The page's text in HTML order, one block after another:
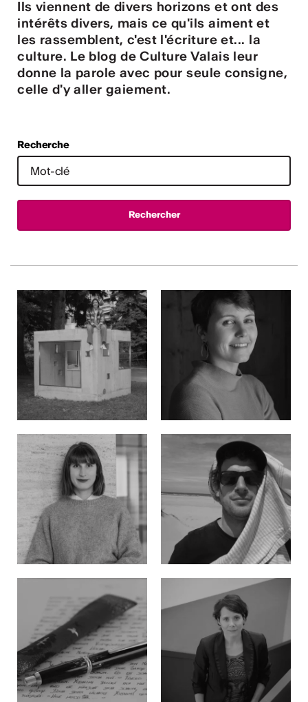
- Radio Chablais
Ils viennent de divers horizons et ont des
intérêts divers, mais ce qu'ils aiment et
les rassemblent, c'est l'écriture et... la
culture. Le blog de Culture Valais leur
donne la parole avec pour seule consigne,
celle d'y aller gaiement.
Recherche